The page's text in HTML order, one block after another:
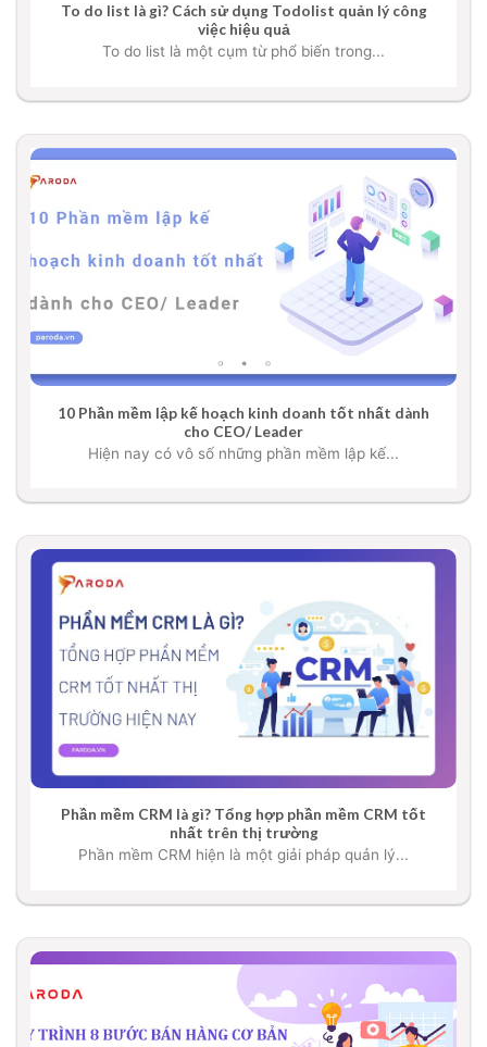
To do list là gì? Cách sử dụng Todolist quản lý công
việc hiệu quả
To do list là một cụm từ phổ biến trong...
10 Phần mềm lập kế hoạch kinh doanh tốt nhất dành
cho CEO/ Leader
Hiện nay có vô số những phần mềm lập kế...
Phần mềm CRM là gì? Tổng hợp phần mềm CRM tốt
nhất trên thị trường
Phần mềm CRM hiện là một giải pháp quản lý...